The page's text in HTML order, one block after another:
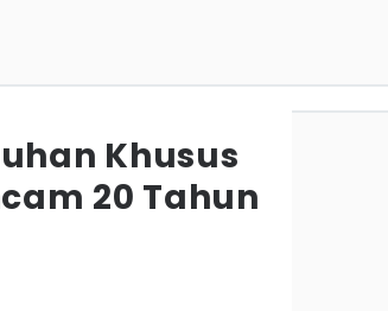
Khusus
20 Tahun